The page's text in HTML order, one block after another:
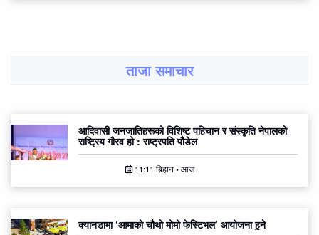
ताजा समाचार
आदिवासी जनजातिहरूको विशिष्ट पहिचान र संस्कृति नेपालको
राष्ट्रिय गौरव हो : राष्ट्रपति पौडेल
11:11 बिहान • आज
क्यानडामा ‘आमाको चौथो मोमो फेस्टिभल’ आयोजना हुने